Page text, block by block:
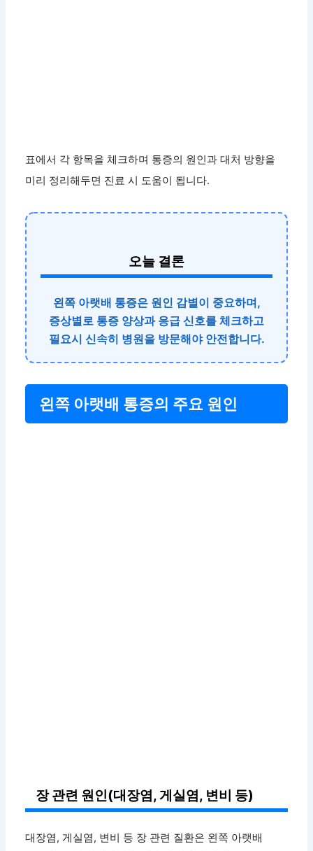
표에서 각 항목을 체크하며 통증의 원인과 대처 방향을
미리 정리해두면 진료 시 도움이 됩니다.
오늘 결론
왼쪽 아랫배 통증은 원인 감별이 중요하며,
증상별로 통증 양상과 응급 신호를 체크하고
필요시 신속히 병원을 방문해야 안전합니다.
왼쪽 아랫배 통증의 주요 원인
장 관련 원인(대장염, 게실염, 변비 등)
대장염, 게실염, 변비 등 장 관련 질환은 왼쪽 아랫배